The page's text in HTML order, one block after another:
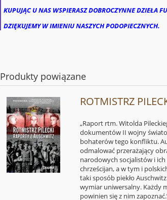
KUPUJĄC U NAS WSPIERASZ DOBROCZYNNE DZIEŁA
DZIĘKUJEMY W IMIENIU NASZYCH PODOPIECZNYCH.
Produkty powiązane
ROTMISTRZ
„Raport rtm. Witolda
dokumentów II wojny
bohaterów tego konfliktu.
odmalować przerażający
narodowych socjalistów i
chrześcijan, a w tym i
taki sposób piekło
wymiar uniwersalny. Każdy
powinien się z nim